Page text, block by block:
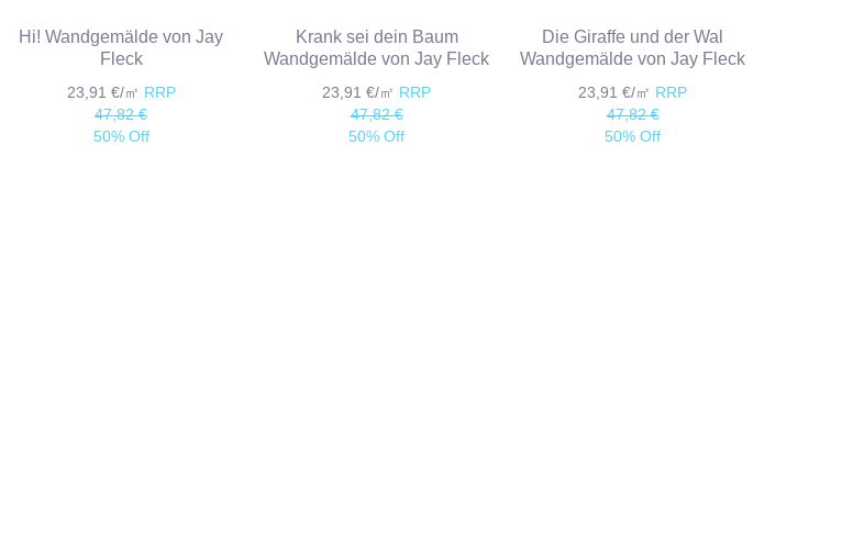
Hi! Wandgemälde von Jay
Fleck
23,91 €/㎡ RRP
47,82 €
50% Off
Krank sei dein Baum
Wandgemälde von Jay Fleck
23,91 €/㎡ RRP
47,82 €
50% Off
Die Giraffe und der Wal
Wandgemälde von Jay Fleck
23,91 €/㎡ RRP
47,82 €
50% Off